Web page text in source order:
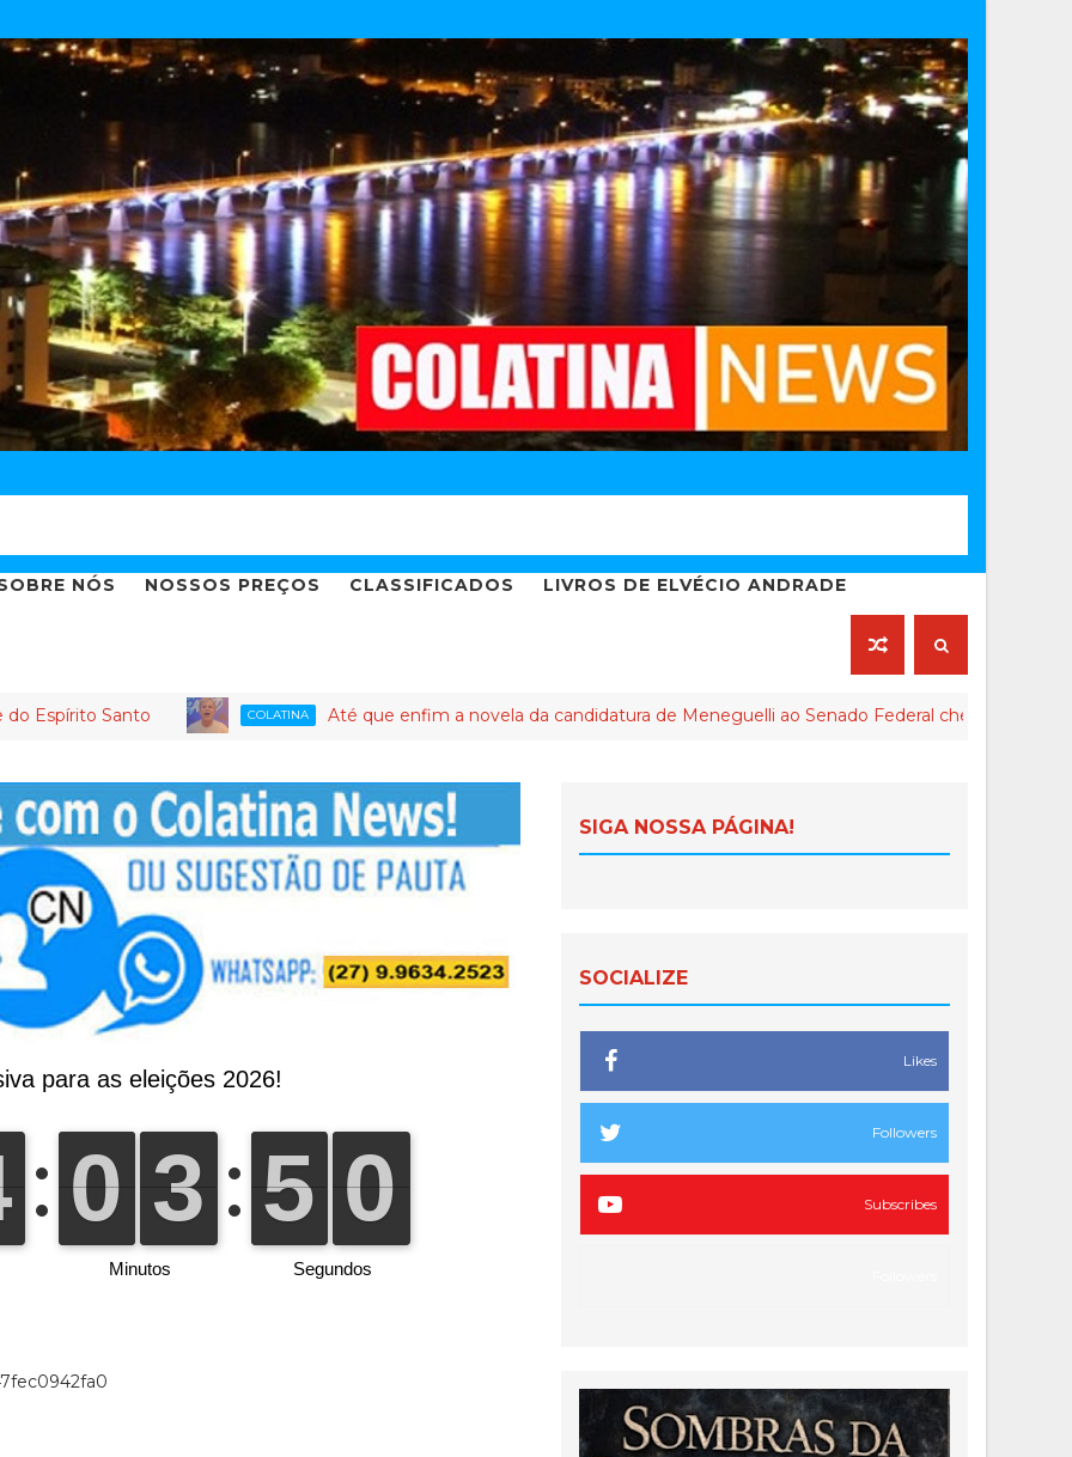
NÓS NOSSOS PREÇOS CLASSIFICADOS LIVROS DE ELVÉCIO ANDRADE
Santo COLATINA Até que enfim a novela da candidatura de Meneguelli ao Senado Federal chega ao final
SIGA NOSSA PÁGINA!
SOCIALIZE
Likes
Followers
Subscribes